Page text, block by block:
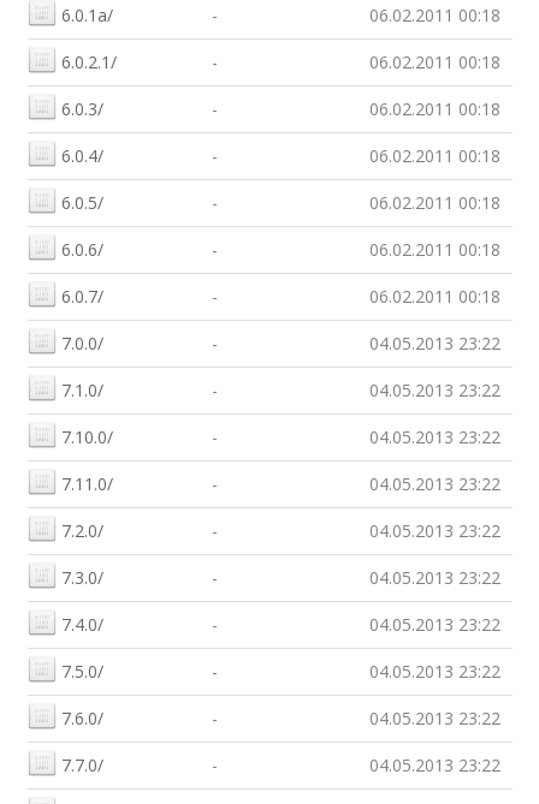
6.0.1a/ - 06.02.2011 00:18
6.0.2.1/ - 06.02.2011 00:18
6.0.3/ - 06.02.2011 00:18
6.0.4/ - 06.02.2011 00:18
6.0.5/ - 06.02.2011 00:18
6.0.6/ - 06.02.2011 00:18
6.0.7/ - 06.02.2011 00:18
7.0.0/ - 04.05.2013 23:22
7.1.0/ - 04.05.2013 23:22
7.10.0/ - 04.05.2013 23:22
7.11.0/ - 04.05.2013 23:22
7.2.0/ - 04.05.2013 23:22
7.3.0/ - 04.05.2013 23:22
7.4.0/ - 04.05.2013 23:22
7.5.0/ - 04.05.2013 23:22
7.6.0/ - 04.05.2013 23:22
7.7.0/ - 04.05.2013 23:22